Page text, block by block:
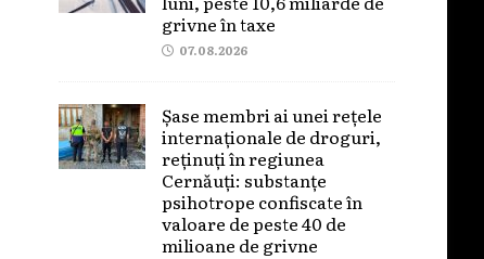
grivne în taxe
07.08.2026
Șase membri ai unei rețele
internaționale de droguri,
reținuți în regiunea
Cernăuți: substanțe
psihotrope confiscate în
valoare de peste 40 de
milioane de grivne